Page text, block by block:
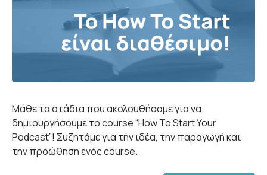
Μάθε τα στάδια που ακολουθήσαμε για να
δημιουργήσουμε το course “How To Start Your
Podcast”! Συζητάμε για την ιδέα, την παραγωγή και
την προώθηση ενός course.